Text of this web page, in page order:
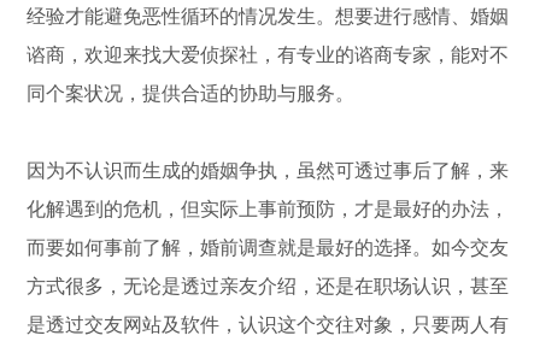
经验才能避免恶性循环的情况发生。想要进行感情、婚姻
谘商，欢迎来找大爱侦探社，有专业的谘商专家，能对不
同个案状况，提供合适的协助与服务。
因为不认识而生成的婚姻争执，虽然可透过事后了解，来
化解遇到的危机，但实际上事前预防，才是最好的办法，
而要如何事前了解，婚前调查就是最好的选择。如今交友
方式很多，无论是透过亲友介绍，还是在职场认识，甚至
是透过交友网站及软件，认识这个交往对象，只要两人有